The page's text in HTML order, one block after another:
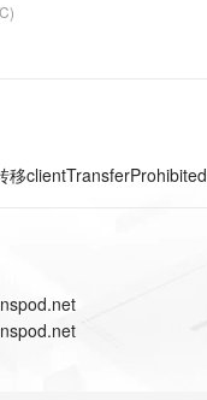
移clientTransferProhibited